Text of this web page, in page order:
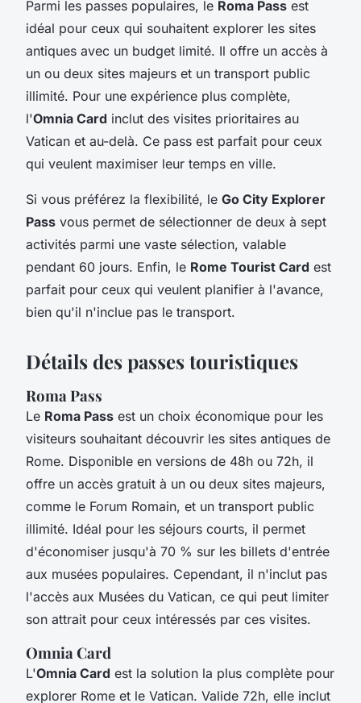
Parmi les passes populaires, le Roma Pass est
idéal pour ceux qui souhaitent explorer les sites
antiques avec un budget limité. Il offre un accès à
un ou deux sites majeurs et un transport public
illimité. Pour une expérience plus complète,
l'Omnia Card inclut des visites prioritaires au
Vatican et au-delà. Ce pass est parfait pour ceux
qui veulent maximiser leur temps en ville.
Si vous préférez la flexibilité, le Go City Explorer
Pass vous permet de sélectionner de deux à sept
activités parmi une vaste sélection, valable
pendant 60 jours. Enfin, le Rome Tourist Card est
parfait pour ceux qui veulent planifier à l'avance,
bien qu'il n'inclue pas le transport.
Détails des passes touristiques
Roma Pass
Le Roma Pass est un choix économique pour les
visiteurs souhaitant découvrir les sites antiques de
Rome. Disponible en versions de 48h ou 72h, il
offre un accès gratuit à un ou deux sites majeurs,
comme le Forum Romain, et un transport public
illimité. Idéal pour les séjours courts, il permet
d'économiser jusqu'à 70 % sur les billets d'entrée
aux musées populaires. Cependant, il n'inclut pas
l'accès aux Musées du Vatican, ce qui peut limiter
son attrait pour ceux intéressés par ces visites.
Omnia Card
L'Omnia Card est la solution la plus complète pour
explorer Rome et le Vatican. Valide 72h, elle inclut